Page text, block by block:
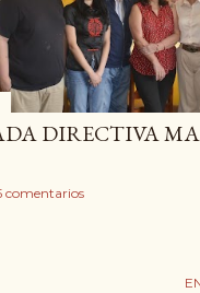
DIRECTIVA
comentarios